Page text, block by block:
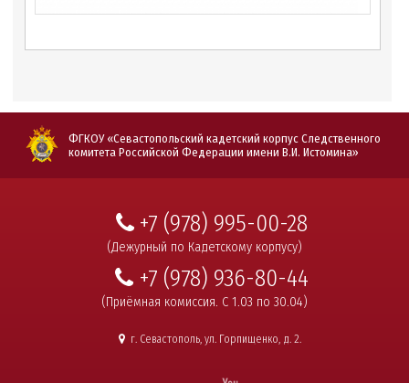
ФГКОУ «Севастопольский кадетский корпус Следственного
комитета Российской Федерации имени В.И. Истомина»
+7 (978) 995-00-28
(Дежурный по Кадетскому корпусу)
+7 (978) 936-80-44
(Приёмная комиссия. С 1.03 по 30.04)
г. Севастополь, ул. Горпищенко, д. 2.